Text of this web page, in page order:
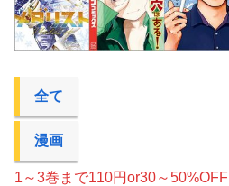
全て
漫画
1～3巻まで110円or30～50%OFF